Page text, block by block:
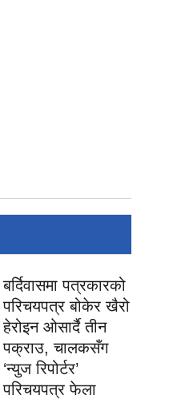
बर्दिवासमा पत्रकारको
परिचयपत्र बोकेर खैरो
हेरोइन ओसार्दै तीन
पक्राउ, चालकसँग
‘न्युज रिपोर्टर’
परिचयपत्र फेला